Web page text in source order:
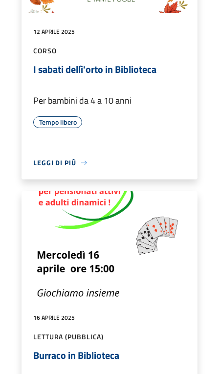
12 APRILE 2025
CORSO
I sabati dellì'orto in Biblioteca
Per bambini da 4 a 10 anni
Tempo libero
LEGGI DI PIÙ
16 APRILE 2025
LETTURA (PUBBLICA)
Burraco in Biblioteca